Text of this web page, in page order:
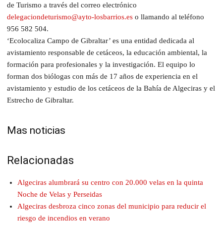
de Turismo a través del correo electrónico
delegaciondeturismo@ayto-losbarrios.es o llamando al teléfono
956 582 504.
‘Ecolocaliza Campo de Gibraltar’ es una entidad dedicada al
avistamiento responsable de cetáceos, la educación ambiental, la
formación para profesionales y la investigación. El equipo lo
forman dos biólogas con más de 17 años de experiencia en el
avistamiento y estudio de los cetáceos de la Bahía de Algeciras y el
Estrecho de Gibraltar.
Mas noticias
Relacionadas
Algeciras alumbrará su centro con 20.000 velas en la quinta
Noche de Velas y Perseidas
Algeciras desbroza cinco zonas del municipio para reducir el
riesgo de incendios en verano